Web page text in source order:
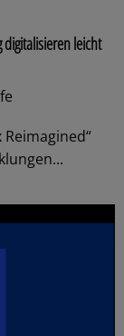
digitalisieren leicht